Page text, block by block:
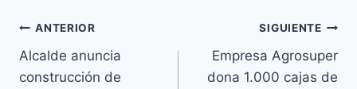
ANTERIOR
Alcalde anuncia
construcción de
SIGUIENTE
Empresa Agrosuper
dona 1.000 cajas de